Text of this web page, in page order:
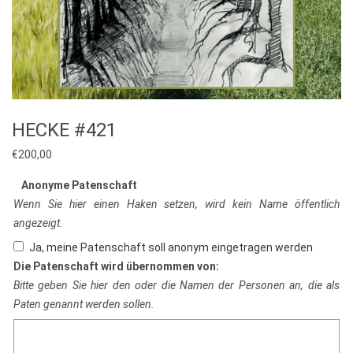
HECKE #421
€200,00
Anonyme Patenschaft
Wenn Sie hier einen Haken setzen, wird kein Name öffentlich
angezeigt.
Ja, meine Patenschaft soll anonym eingetragen werden
Die Patenschaft wird übernommen von:
Bitte geben Sie hier den oder die Namen der Personen an, die als
Paten genannt werden sollen.